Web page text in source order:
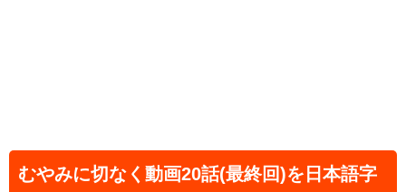
むやみに切なく動画20話(最終回)を日本語字